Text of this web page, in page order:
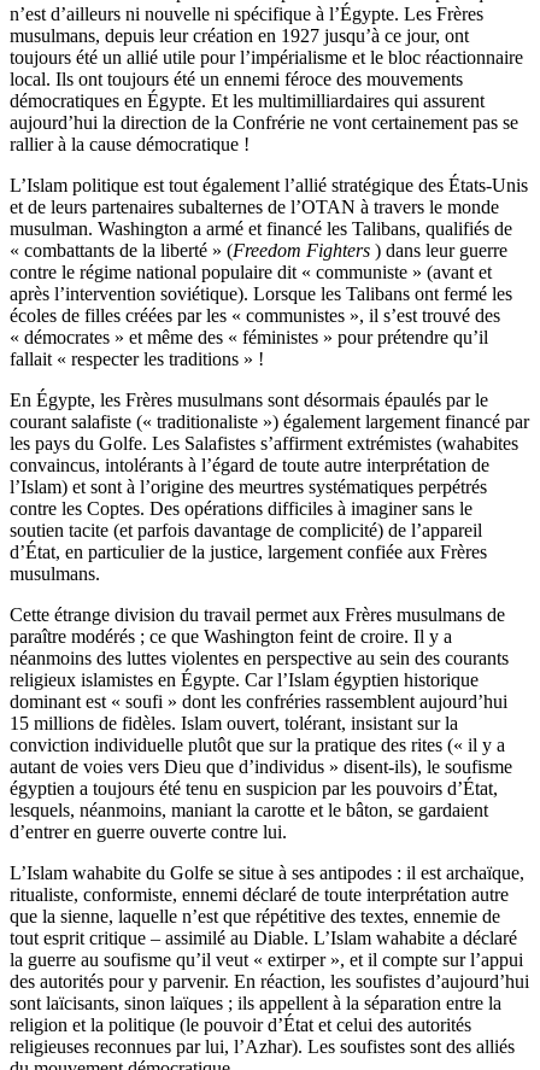
n’est d’ailleurs ni nouvelle ni spécifique à l’Égypte. Les Frères
musulmans, depuis leur création en 1927 jusqu’à ce jour, ont
toujours été un allié utile pour l’impérialisme et le bloc réactionnaire
local. Ils ont toujours été un ennemi féroce des mouvements
démocratiques en Égypte. Et les multimilliardaires qui assurent
aujourd’hui la direction de la Confrérie ne vont certainement pas se
rallier à la cause démocratique !
L’Islam politique est tout également l’allié stratégique des États-Unis
et de leurs partenaires subalternes de l’OTAN à travers le monde
musulman. Washington a armé et financé les Talibans, qualifiés de
« combattants de la liberté » (Freedom Fighters ) dans leur guerre
contre le régime national populaire dit « communiste » (avant et
après l’intervention soviétique). Lorsque les Talibans ont fermé les
écoles de filles créées par les « communistes », il s’est trouvé des
« démocrates » et même des « féministes » pour prétendre qu’il
fallait « respecter les traditions » !
En Égypte, les Frères musulmans sont désormais épaulés par le
courant salafiste (« traditionaliste ») également largement financé par
les pays du Golfe. Les Salafistes s’affirment extrémistes (wahabites
convaincus, intolérants à l’égard de toute autre interprétation de
l’Islam) et sont à l’origine des meurtres systématiques perpétrés
contre les Coptes. Des opérations difficiles à imaginer sans le
soutien tacite (et parfois davantage de complicité) de l’appareil
d’État, en particulier de la justice, largement confiée aux Frères
musulmans.
Cette étrange division du travail permet aux Frères musulmans de
paraître modérés ; ce que Washington feint de croire. Il y a
néanmoins des luttes violentes en perspective au sein des courants
religieux islamistes en Égypte. Car l’Islam égyptien historique
dominant est « soufi » dont les confréries rassemblent aujourd’hui
15 millions de fidèles. Islam ouvert, tolérant, insistant sur la
conviction individuelle plutôt que sur la pratique des rites (« il y a
autant de voies vers Dieu que d’individus » disent-ils), le soufisme
égyptien a toujours été tenu en suspicion par les pouvoirs d’État,
lesquels, néanmoins, maniant la carotte et le bâton, se gardaient
d’entrer en guerre ouverte contre lui.
L’Islam wahabite du Golfe se situe à ses antipodes : il est archaïque,
ritualiste, conformiste, ennemi déclaré de toute interprétation autre
que la sienne, laquelle n’est que répétitive des textes, ennemie de
tout esprit critique – assimilé au Diable. L’Islam wahabite a déclaré
la guerre au soufisme qu’il veut « extirper », et il compte sur l’appui
des autorités pour y parvenir. En réaction, les soufistes d’aujourd’hui
sont laïcisants, sinon laïques ; ils appellent à la séparation entre la
religion et la politique (le pouvoir d’État et celui des autorités
religieuses reconnues par lui, l’Azhar). Les soufistes sont des alliés